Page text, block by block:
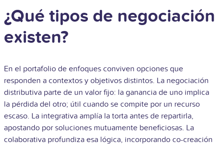
¿Qué tipos de negociación
existen?
En el portafolio de enfoques conviven opciones que
responden a contextos y objetivos distintos. La negociación
distributiva parte de un valor fijo: la ganancia de uno implica
la pérdida del otro; útil cuando se compite por un recurso
escaso. La integrativa amplía la torta antes de repartirla,
apostando por soluciones mutuamente beneficiosas. La
colaborativa profundiza esa lógica, incorporando co-creación